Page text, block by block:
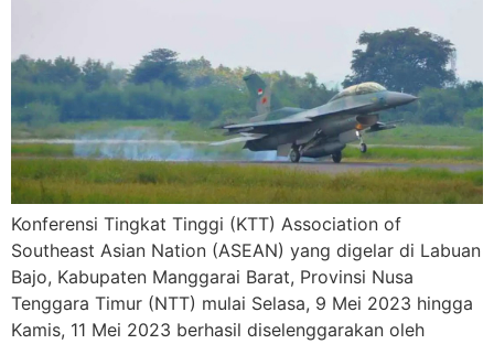
Konferensi Tingkat Tinggi (KTT) Association of
Southeast Asian Nation (ASEAN) yang digelar di Labuan
Bajo, Kabupaten Manggarai Barat, Provinsi Nusa
Tenggara Timur (NTT) mulai Selasa, 9 Mei 2023 hingga
Kamis, 11 Mei 2023 berhasil diselenggarakan oleh